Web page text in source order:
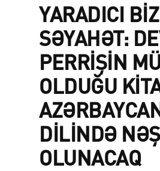
YARADICI
SƏYAHƏT:
PERRİŞİN
OLDUĞU
DİLİNDƏ
OLUNACAQ